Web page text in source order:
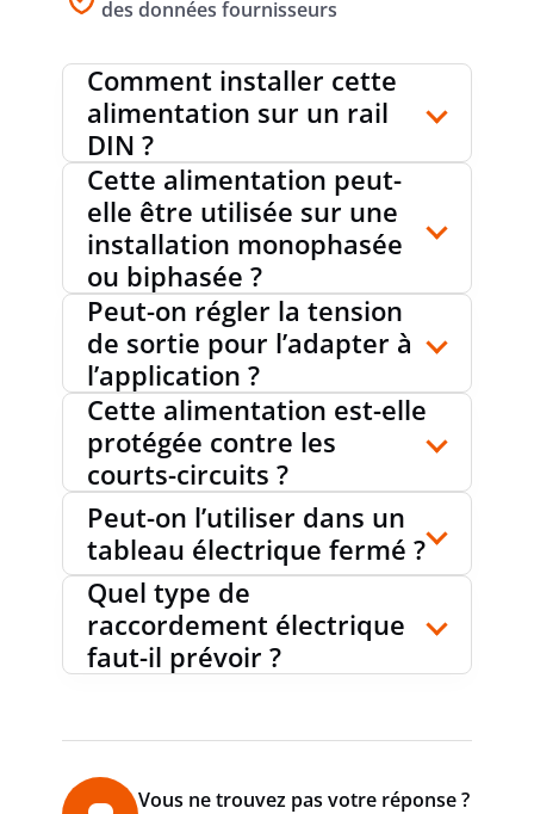
PUISSANCE DÉBITÉE
STABILISÉ
EXÉCUTION DU
RACCORDEMENT ÉLECTRIQUE
raccordement
MODE DE FIXATION MONTAGE DE BARRE
PROFILÉE
MONTAGE MURAL
ADAPTÉ À UN MONTAGE SUR RAIL
des données fournisseurs
Comment installer cette
alimentation sur un rail
DIN ?
Cette alimentation peut-
elle être utilisée sur une
installation monophasée
ou biphasée ?
Peut-on régler la tension
de sortie pour l’adapter à
l’application ?
Cette alimentation est-elle
protégée contre les
courts-circuits ?
Peut-on l’utiliser dans un
tableau électrique fermé ?
Quel type de
raccordement électrique
faut-il prévoir ?
Vous ne trouvez pas votre réponse ?